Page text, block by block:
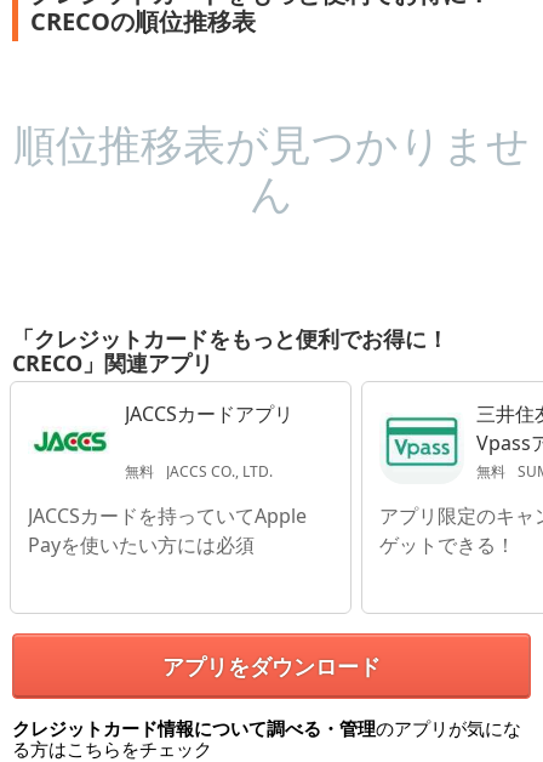
CRECOの順位推移表
順位推移表が見つかりませ
ん
「クレジットカードをもっと便利でお得に！
CRECO」関連アプリ
JACCSカードアプリ
無料 JACCS CO., LTD.
JACCSカードを持っていてApple
Payを使いたい方には必須
三井住
Vpass
無料
アプリ限定のキャ
ゲットできる！
アプリをダウンロード
クレジットカード情報について調べる・管理のアプリが気にな
る方はこちらをチェック